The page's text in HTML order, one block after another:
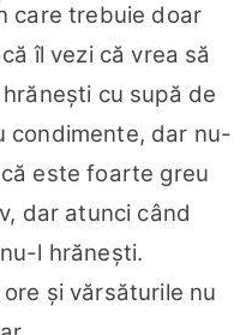
care trebuie doar
îl vezi că vrea să
cu supă de
condimente, dar nu-
este foarte greu
dar atunci când
l hrănești.
și vărsăturile nu